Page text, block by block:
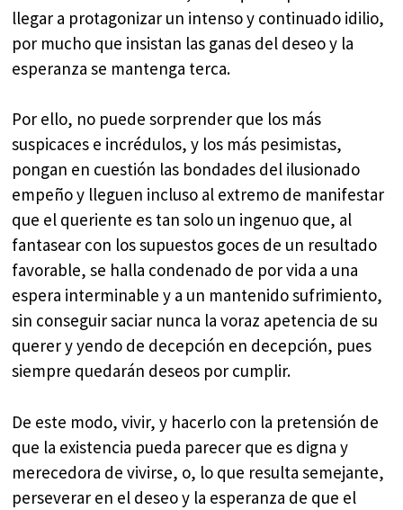
llegar a protagonizar un intenso y continuado idilio,
por mucho que insistan las ganas del deseo y la
esperanza se mantenga terca.
Por ello, no puede sorprender que los más
suspicaces e incrédulos, y los más pesimistas,
pongan en cuestión las bondades del ilusionado
empeño y lleguen incluso al extremo de manifestar
que el queriente es tan solo un ingenuo que, al
fantasear con los supuestos goces de un resultado
favorable, se halla condenado de por vida a una
espera interminable y a un mantenido sufrimiento,
sin conseguir saciar nunca la voraz apetencia de su
querer y yendo de decepción en decepción, pues
siempre quedarán deseos por cumplir.
De este modo, vivir, y hacerlo con la pretensión de
que la existencia pueda parecer que es digna y
merecedora de vivirse, o, lo que resulta semejante,
perseverar en el deseo y la esperanza de que el